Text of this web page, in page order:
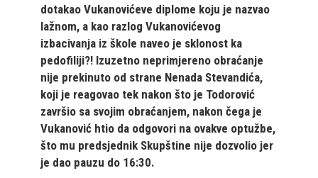
dotakao Vukanovićeve diplome koju je nazvao
lažnom, a kao razlog Vukanovićevog
izbacivanja iz škole naveo je sklonost ka
pedofiliji?! Izuzetno neprimjereno obraćanje
nije prekinuto od strane Nenada Stevandića,
koji je reagovao tek nakon što je Todorović
završio sa svojim obraćanjem, nakon čega je
Vukanović htio da odgovori na ovakve optužbe,
što mu predsjednik Skupštine nije dozvolio jer
je dao pauzu do 16:30.